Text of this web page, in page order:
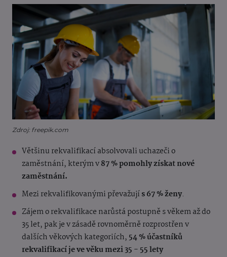
Zdroj: freepik.com
Většinu rekvalifikací absolvovali uchazeči o
zaměstnání, kterým v87 % pomohly získat nové
zaměstnání.
Mezi rekvalifikovanými převažujís 67 % ženy.
Zájem o rekvalifikace narůstá postupně s věkem až do
35 let, pak je v zásadě rovnoměrně rozprostřen v
dalších věkových kategoriích, 54 % účastníků
rekvalifikací je ve věku mezi 35 - 55 lety